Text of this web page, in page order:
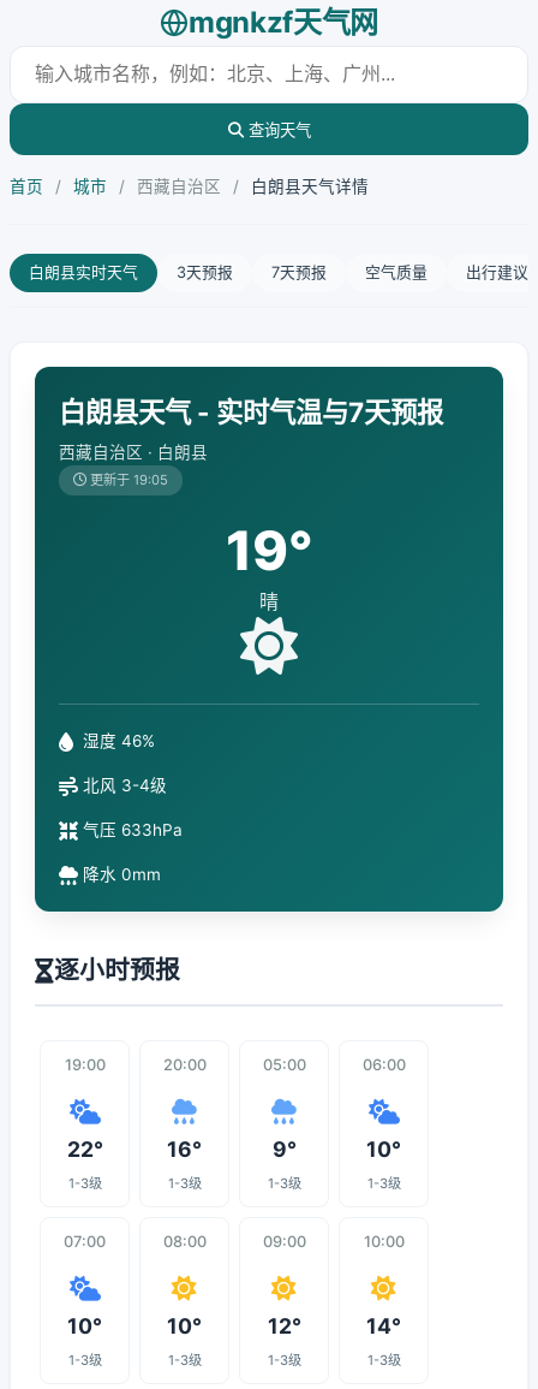
mgnkzf天气网
查询天气
首页 / 城市 / 西藏自治区 / 白朗县天气详情
白朗县实时天气 3天预报 7天预报 空气质量 出行建议
白朗县天气 - 实时气温与7天预报
西藏自治区 · 白朗县
更新于 19:05
19°
晴
湿度 46%
北风 3-4级
气压 633hPa
降水 0mm
逐小时预报
19:00
22°
1-3级
20:00
16°
1-3级
05:00
9°
1-3级
06:00
10°
1-3级
07:00
10°
1-3级
08:00
10°
1-3级
09:00
12°
1-3级
10:00
14°
1-3级